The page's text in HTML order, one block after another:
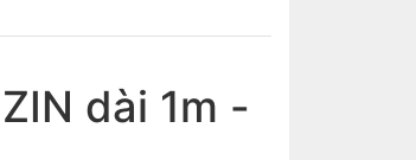
dài 1m -